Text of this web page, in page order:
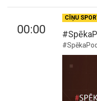
00:00
CĪŅU